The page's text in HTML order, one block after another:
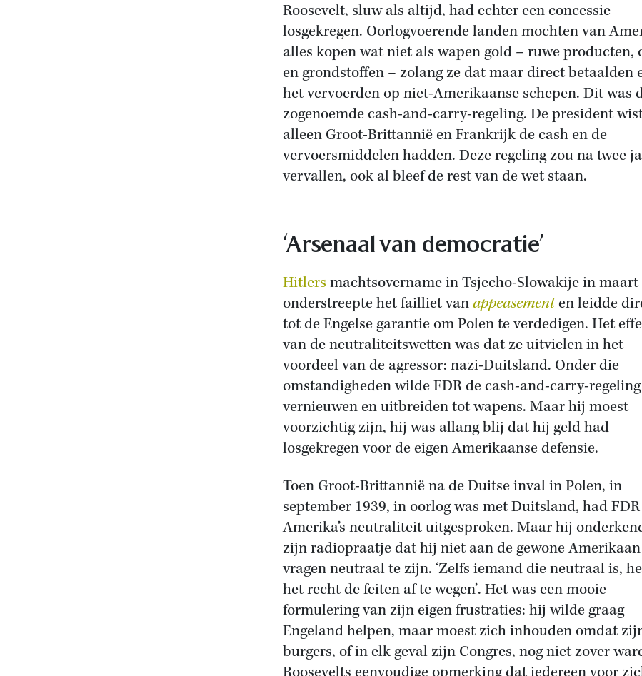
Roosevelt, sluw als altijd, had echter een concessie
losgekregen. Oorlogvoerende landen mochten van
alles kopen wat niet als wapen gold – ruwe producten,
en grondstoffen – zolang ze dat maar direct betaalden
het vervoerden op niet-Amerikaanse schepen. Dit was
zogenoemde cash-and-carry-regeling. De president
alleen Groot-Brittannië en Frankrijk de cash en de
vervoersmiddelen hadden. Deze regeling zou na twee
vervallen, ook al bleef de rest van de wet staan.
‘Arsenaal van democratie’
Hitlers machtsovername in Tsjecho-Slowakije in maart
onderstreepte het failliet vanappeasementen leidde
tot de Engelse garantie om Polen te verdedigen. Het
van de neutraliteitswetten was dat ze uitvielen in het
voordeel van de agressor: nazi-Duitsland. Onder die
omstandigheden wilde FDR de cash-and-carry-regeling
vernieuwen en uitbreiden tot wapens. Maar hij moest
voorzichtig zijn, hij was allang blij dat hij geld had
losgekregen voor de eigen Amerikaanse defensie.
Toen Groot-Brittannië na de Duitse inval in Polen, in
september 1939, in oorlog was met Duitsland, had FDR
Amerika’s neutraliteit uitgesproken. Maar hij
zijn radiopraatje dat hij niet aan de gewone
vragen neutraal te zijn. ‘Zelfs iemand die neutraal is,
het recht de feiten af te wegen’. Het was een mooie
formulering van zijn eigen frustraties: hij wilde graag
Engeland helpen, maar moest zich inhouden omdat
burgers, of in elk geval zijn Congres, nog niet zover